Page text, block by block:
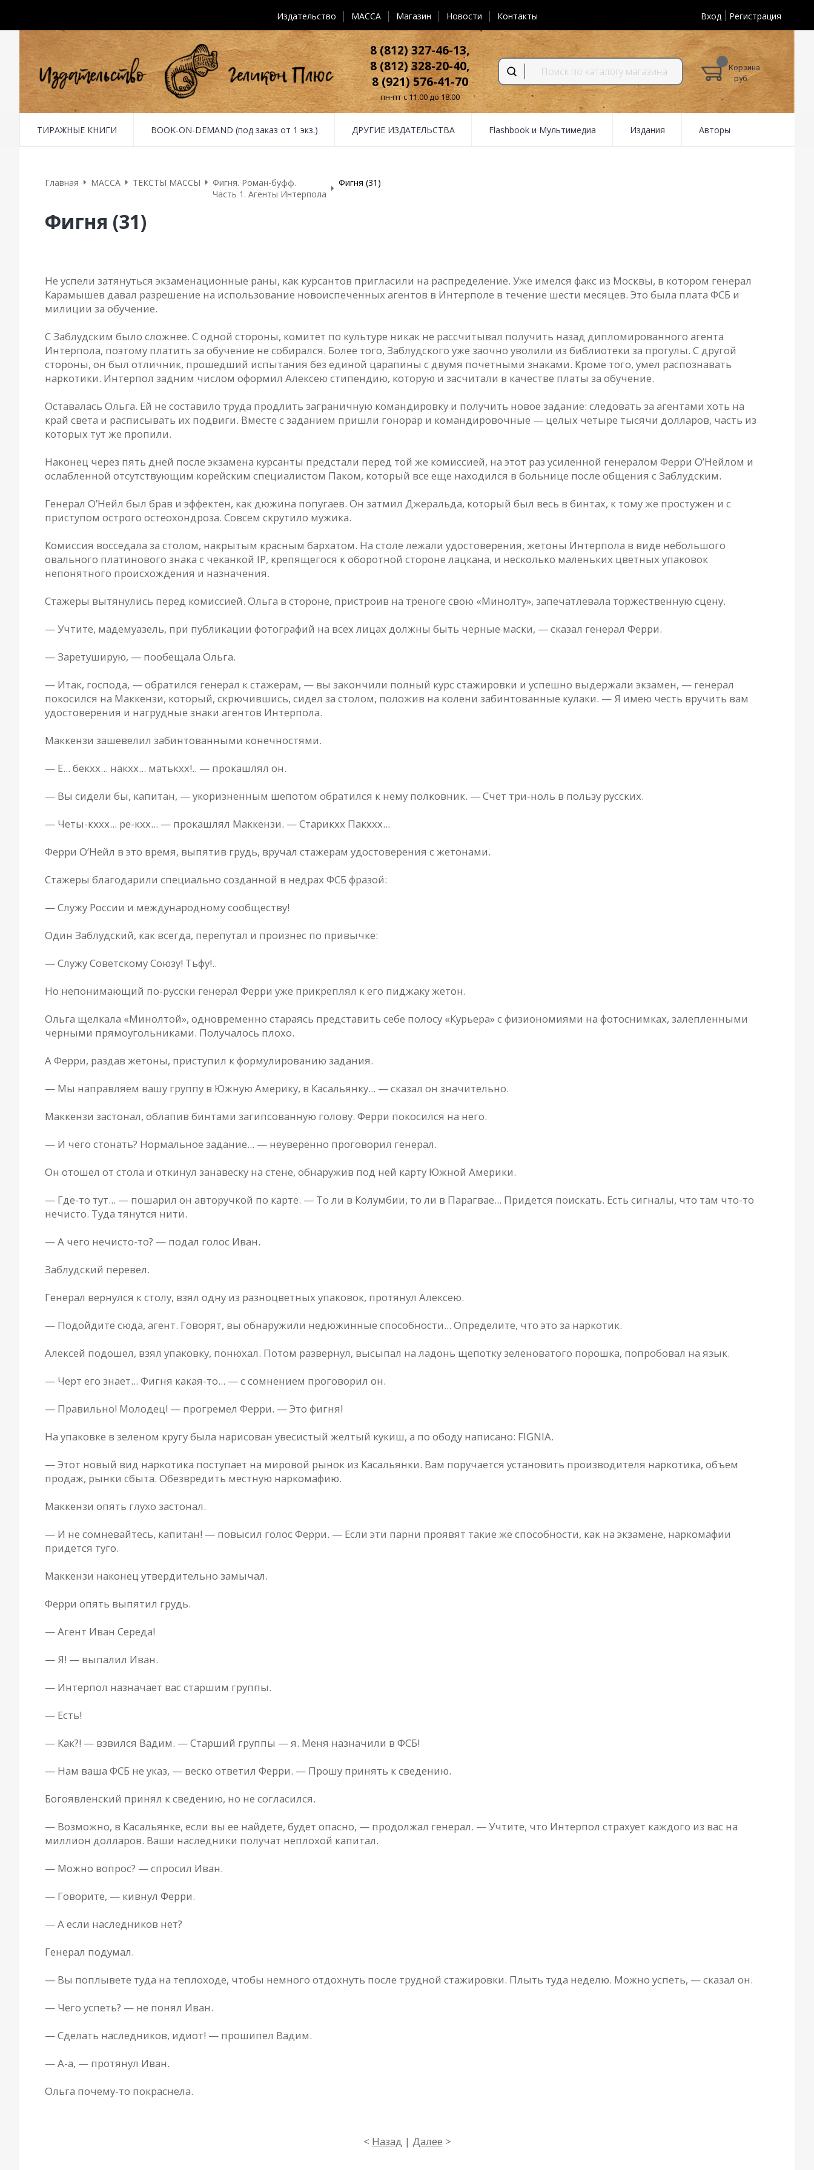
Издательство MACCA Магазин Новости Контакты Вход Регистрация
8 (812) 327-46-13,
8 (812) 328-20-40,
8 (921) 576-41-70
пн-пт с 11.00 до 18.00
Корзина
руб.
ТИРАЖНЫЕ КНИГИ BOOK-ON-DEMAND (под заказ от 1 экз.) ДРУГИЕ ИЗДАТЕЛЬСТВА Flashbook и Мультимедиа Издания Авторы
Главная
MACCA ТЕКСТЫ МАССЫ
Фигня. Роман-буфф.
Часть 1. Агенты Интерпола
Фигня (31)
Фигня (31)
Не успели затянуться экзаменационные раны, как курсантов пригласили на распределение. Уже имелся факс из Москвы, в котором генерал
Карамышев давал разрешение на использование новоиспеченных агентов в Интерполе в течение шести месяцев. Это была плата ФСБ и
милиции за обучение.
С Заблудским было сложнее. С одной стороны, комитет по культуре никак не рассчитывал получить назад дипломированного агента
Интерпола, поэтому платить за обучение не собирался. Более того, Заблудского уже заочно уволили из библиотеки за прогулы. С другой
стороны, он был отличник, прошедший испытания без единой царапины с двумя почетными знаками. Кроме того, умел распознавать
наркотики. Интерпол задним числом оформил Алексею стипендию, которую и засчитали в качестве платы за обучение.
Оставалась Ольга. Ей не составило труда продлить заграничную командировку и получить новое задание: следовать за агентами хоть на
край света и расписывать их подвиги. Вместе с заданием пришли гонорар и командировочные — целых четыре тысячи долларов, часть из
которых тут же пропили.
Наконец через пять дней после экзамена курсанты предстали перед той же комиссией, на этот раз усиленной генералом Ферри О’Нейлом и
ослабленной отсутствующим корейским специалистом Паком, который все еще находился в больнице после общения с Заблудским.
Генерал О’Нейл был брав и эффектен, как дюжина попугаев. Он затмил Джеральда, который был весь в бинтах, к тому же простужен и с
приступом острого остеохондроза. Совсем скрутило мужика.
Комиссия восседала за столом, накрытым красным бархатом. На столе лежали удостоверения, жетоны Интерпола в виде небольшого
овального платинового знака с чеканкой IP, крепящегося к оборотной стороне лацкана, и несколько маленьких цветных упаковок
непонятного происхождения и назначения.
Стажеры вытянулись перед комиссией. Ольга в стороне, пристроив на треноге свою «Минолту», запечатлевала торжественную сцену.
— Учтите, мадемуазель, при публикации фотографий на всех лицах должны быть черные маски, — сказал генерал Ферри.
— Заретуширую, — пообещала Ольга.
— Итак, господа, — обратился генерал к стажерам, — вы закончили полный курс стажировки и успешно выдержали экзамен, — генерал
покосился на Маккензи, который, скрючившись, сидел за столом, положив на колени забинтованные кулаки. — Я имею честь вручить вам
удостоверения и нагрудные знаки агентов Интерпола.
Маккензи зашевелил забинтованными конечностями.
— Е... бекхх... накхх... матькхх!.. — прокашлял он.
— Вы сидели бы, капитан, — укоризненным шепотом обратился к нему полковник. — Счет три-ноль в пользу русских.
— Четы-кххх... ре-кхх... — прокашлял Маккензи. — Старикхх Пакххх...
Ферри О’Нейл в это время, выпятив грудь, вручал стажерам удостоверения с жетонами.
Стажеры благодарили специально созданной в недрах ФСБ фразой:
— Служу России и международному сообществу!
Один Заблудский, как всегда, перепутал и произнес по привычке:
— Служу Советскому Союзу! Тьфу!..
Но непонимающий по-русски генерал Ферри уже прикреплял к его пиджаку жетон.
Ольга щелкала «Минолтой», одновременно стараясь представить себе полосу «Курьера» с физиономиями на фотоснимках, залепленными
черными прямоугольниками. Получалось плохо.
А Ферри, раздав жетоны, приступил к формулированию задания.
— Мы направляем вашу группу в Южную Америку, в Касальянку... — сказал он значительно.
Маккензи застонал, облапив бинтами загипсованную голову. Ферри покосился на него.
— И чего стонать? Нормальное задание... — неуверенно проговорил генерал.
Он отошел от стола и откинул занавеску на стене, обнаружив под ней карту Южной Америки.
— Где-то тут... — пошарил он авторучкой по карте. — То ли в Колумбии, то ли в Парагвае... Придется поискать. Есть сигналы, что там что-то
нечисто. Туда тянутся нити.
— А чего нечисто-то? — подал голос Иван.
Заблудский перевел.
Генерал вернулся к столу, взял одну из разноцветных упаковок, протянул Алексею.
— Подойдите сюда, агент. Говорят, вы обнаружили недюжинные способности... Определите, что это за наркотик.
Алексей подошел, взял упаковку, понюхал. Потом развернул, высыпал на ладонь щепотку зеленоватого порошка, попробовал на язык.
— Черт его знает... Фигня какая-то... — с сомнением проговорил он.
— Правильно! Молодец! — прогремел Ферри. — Это фигня!
На упаковке в зеленом кругу была нарисован увесистый желтый кукиш, а по ободу написано: FIGNIA.
— Этот новый вид наркотика поступает на мировой рынок из Касальянки. Вам поручается установить производителя наркотика, объем
продаж, рынки сбыта. Обезвредить местную наркомафию.
Маккензи опять глухо застонал.
— И не сомневайтесь, капитан! — повысил голос Ферри. — Если эти парни проявят такие же способности, как на экзамене, наркомафии
придется туго.
Маккензи наконец утвердительно замычал.
Ферри опять выпятил грудь.
— Агент Иван Середа!
— Я! — выпалил Иван.
— Интерпол назначает вас старшим группы.
— Есть!
— Как?! — взвился Вадим. — Старший группы — я. Меня назначили в ФСБ!
— Нам ваша ФСБ не указ, — веско ответил Ферри. — Прошу принять к сведению.
Богоявленский принял к сведению, но не согласился.
— Возможно, в Касальянке, если вы ее найдете, будет опасно, — продолжал генерал. — Учтите, что Интерпол страхует каждого из вас на
миллион долларов. Ваши наследники получат неплохой капитал.
— Можно вопрос? — спросил Иван.
— Говорите, — кивнул Ферри.
— А если наследников нет?
Генерал подумал.
— Вы поплывете туда на теплоходе, чтобы немного отдохнуть после трудной стажировки. Плыть туда неделю. Можно успеть, — сказал он.
— Чего успеть? — не понял Иван.
— Сделать наследников, идиот! — прошипел Вадим.
— А-а, — протянул Иван.
Ольга почему-то покраснела.
< Назад | Далее >